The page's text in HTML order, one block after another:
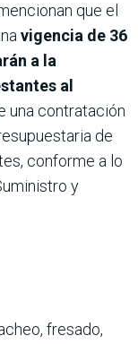
que el
vigencia de 36
a la
al
una contratación
de
conforme a lo
y
fresado,